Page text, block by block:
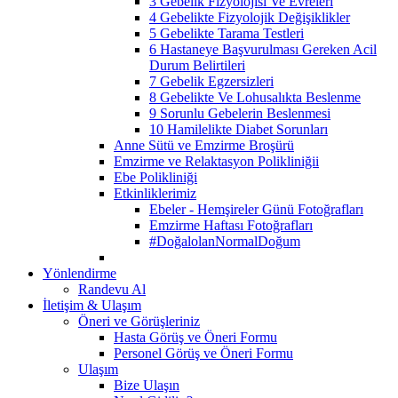
4 Gebelikte Fizyolojik Değişiklikler
5 Gebelikte Tarama Testleri
6 Hastaneye Başvurulması Gereken Acil
Durum Belirtileri
7 Gebelik Egzersizleri
8 Gebelikte Ve Lohusalıkta Beslenme
9 Sorunlu Gebelerin Beslenmesi
10 Hamilelikte Diabet Sorunları
Anne Sütü ve Emzirme Broşürü
Emzirme ve Relaktasyon Polikliniğii
Ebe Polikliniği
Etkinliklerimiz
Ebeler - Hemşireler Günü Fotoğrafları
Emzirme Haftası Fotoğrafları
#DoğalolanNormalDoğum
Yönlendirme
Randevu Al
İletişim & Ulaşım
Öneri ve Görüşleriniz
Hasta Görüş ve Öneri Formu
Personel Görüş ve Öneri Formu
Ulaşım
Bize Ulaşın